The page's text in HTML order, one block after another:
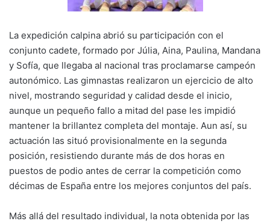
La expedición calpina abrió su participación con el
conjunto cadete, formado por Júlia, Aina, Paulina, Mandana
y Sofía, que llegaba al nacional tras proclamarse campeón
autonómico. Las gimnastas realizaron un ejercicio de alto
nivel, mostrando seguridad y calidad desde el inicio,
aunque un pequeño fallo a mitad del pase les impidió
mantener la brillantez completa del montaje. Aun así, su
actuación las situó provisionalmente en la segunda
posición, resistiendo durante más de dos horas en
puestos de podio antes de cerrar la competición como
décimas de España entre los mejores conjuntos del país.
Más allá del resultado individual, la nota obtenida por las